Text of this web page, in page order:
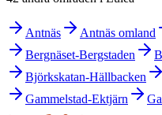
Antnäs Antnäs omland
Bergnäset-Bergstaden
Björkskatan-Hällbacken
Gammelstad-Ektjärn